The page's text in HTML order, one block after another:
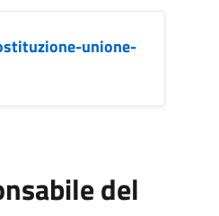
unione-
del